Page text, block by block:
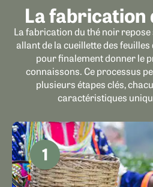
La fabrication
La fabrication du thé noir
allant de la cueillette des
pour finalement donner le
connaissons. Ce processus
plusieurs étapes clés,
caractéristiques